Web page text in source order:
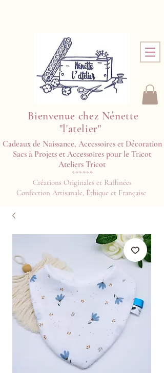
Bienvenue chez Nénette
"l'atelier"
Cadeaux de Naissance, Accessoires et Décoration
Sacs à Projets et Accessoires pour le Tricot
Ateliers Tricot​​
******
Créations Originales et Raffinées
Confection Artisanale, Éthique et Française